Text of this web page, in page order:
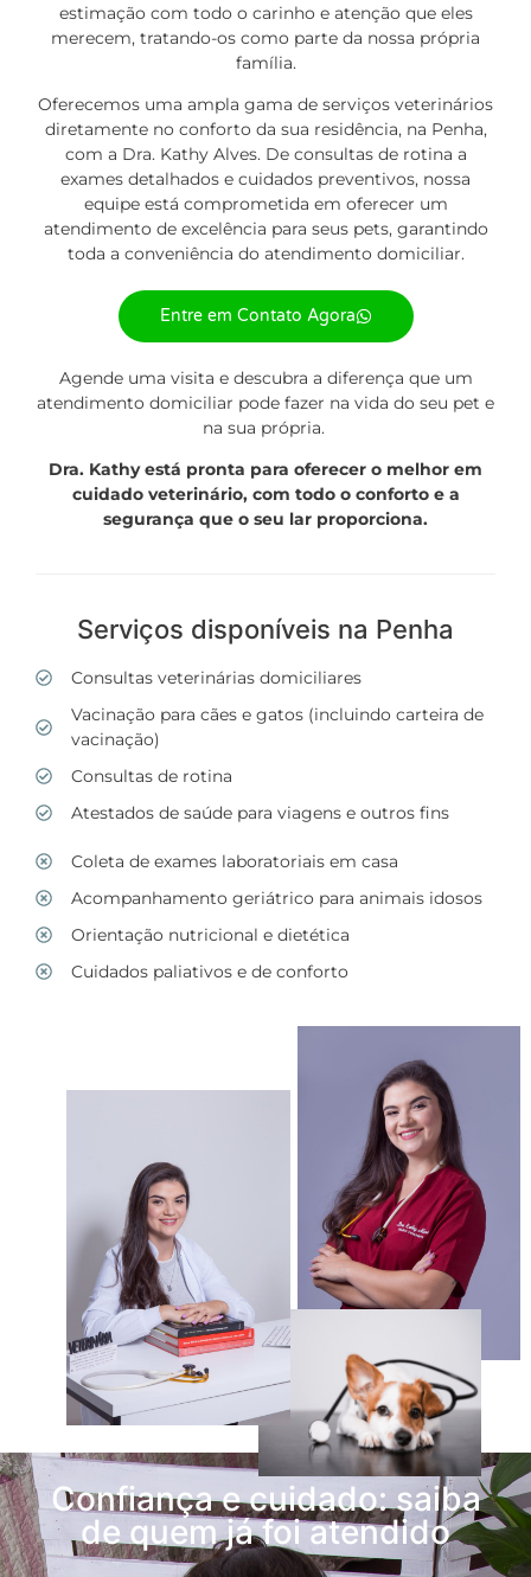
estimação com todo o carinho e atenção que eles
merecem, tratando-os como parte da nossa própria
família.
Oferecemos uma ampla gama de serviços veterinários
diretamente no conforto da sua residência, na Penha,
com a Dra. Kathy Alves. De consultas de rotina a
exames detalhados e cuidados preventivos, nossa
equipe está comprometida em oferecer um
atendimento de excelência para seus pets, garantindo
toda a conveniência do atendimento domiciliar.
Entre em Contato Agora
Agende uma visita e descubra a diferença que um
atendimento domiciliar pode fazer na vida do seu pet e
na sua própria.
Dra. Kathy está pronta para oferecer o melhor em
cuidado veterinário, com todo o conforto e a
segurança que o seu lar proporciona.
Serviços disponíveis na Penha
Consultas veterinárias domiciliares
Vacinação para cães e gatos (incluindo carteira de
vacinação)
Consultas de rotina
Atestados de saúde para viagens e outros fins
Coleta de exames laboratoriais em casa
Acompanhamento geriátrico para animais idosos
Orientação nutricional e dietética
Cuidados paliativos e de conforto
Confiança e cuidado: saiba
de quem já foi atendido